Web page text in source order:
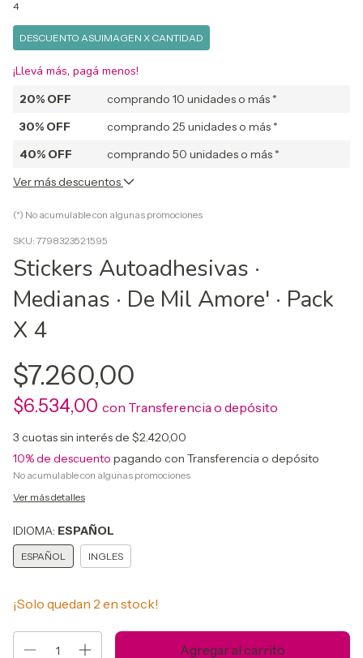
4
DESCUENTO ASUIMAGEN X CANTIDAD
¡Llevá más, pagá menos!
20% OFF
comprando 10 unidades o más *
30% OFF
comprando 25 unidades o más *
40% OFF
comprando 50 unidades o más *
Ver más descuentos
(*) No acumulable con algunas promociones
SKU: 7798323521595
Stickers Autoadhesivas ·
Medianas · De Mil Amore' · Pack
X 4
$7.260,00
$6.534,00 con Transferencia o depósito
3 cuotas sin interés de $2.420,00
10% de descuento pagando con Transferencia o depósito
No acumulable con algunas promociones
Ver más detalles
IDIOMA: ESPAÑOL
ESPAÑOL INGLES
¡Solo quedan 2 en stock!